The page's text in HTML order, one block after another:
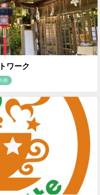
ワーク
房